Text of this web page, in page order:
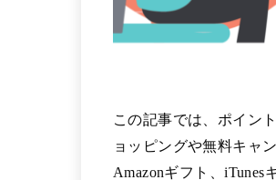
この記事では、ポイン
ョッピングや無料キャ
Amazonギフト、iTunes